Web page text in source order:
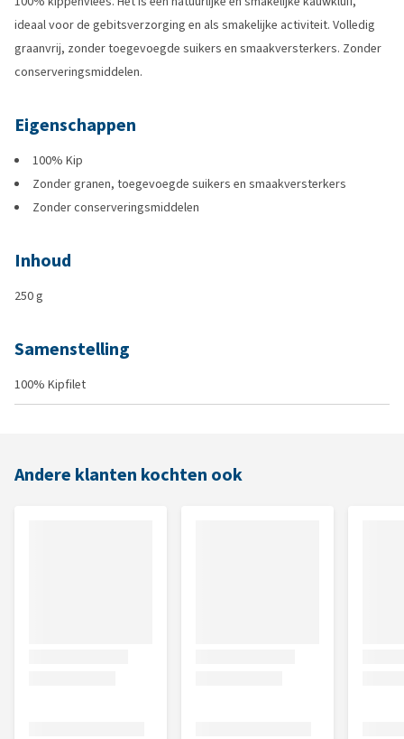
ideaal voor de gebitsverzorging en als smakelijke activiteit. Volledig
graanvrij, zonder toegevoegde suikers en smaakversterkers. Zonder
conserveringsmiddelen.
Eigenschappen
100% Kip
Zonder granen, toegevoegde suikers en smaakversterkers
Zonder conserveringsmiddelen
Inhoud
250 g
Samenstelling
100% Kipfilet
Andere klanten kochten ook